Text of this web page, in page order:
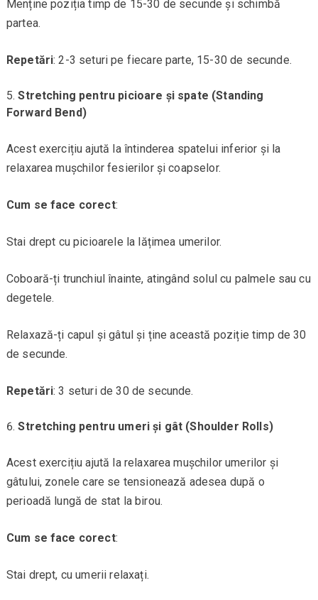
Menține poziția timp de 15-30 de secunde și schimbă
partea.
Repetări: 2-3 seturi pe fiecare parte, 15-30 de secunde.
Stretching pentru picioare și spate (Standing
Forward Bend)
Acest exercițiu ajută la întinderea spatelui inferior și la
relaxarea mușchilor fesierilor și coapselor.
Cum se face corect:
Stai drept cu picioarele la lățimea umerilor.
Coboară-ți trunchiul înainte, atingând solul cu palmele sau cu
degetele.
Relaxază-ți capul și gâtul și ține această poziție timp de 30
de secunde.
Repetări: 3 seturi de 30 de secunde.
Stretching pentru umeri și gât (Shoulder Rolls)
Acest exercițiu ajută la relaxarea mușchilor umerilor și
gâtului, zonele care se tensionează adesea după o
perioadă lungă de stat la birou.
Cum se face corect:
Stai drept, cu umerii relaxați.